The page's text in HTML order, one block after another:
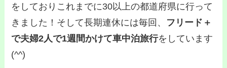
をしておりこれまでに30以上の都道府県に行って
きました！そして長期連休には毎回、 フリード＋
で夫婦2人で1週間かけて車中泊旅行をしています
(^^)